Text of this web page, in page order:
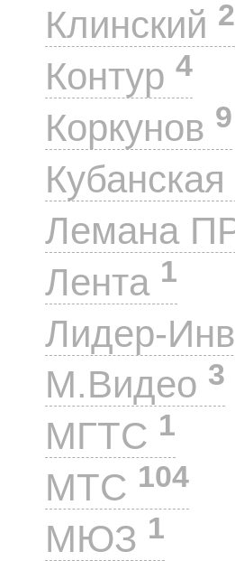
Клинский 2
Контур 4
Коркунов 9
Лемана
Лента 1
Лидер-
М.Видео 3
МГТС 1
МТС 104
МЮЗ 1